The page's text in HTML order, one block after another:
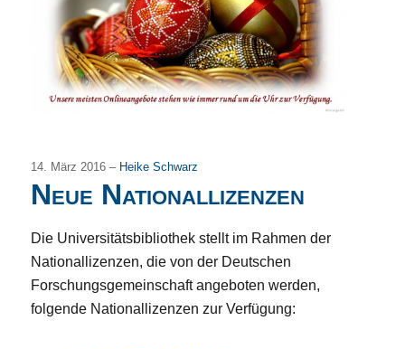
14. März 2016 – Heike Schwarz
Neue Nationallizenzen
Die Universitätsbibliothek stellt im Rahmen der
Nationallizenzen, die von der Deutschen
Forschungsgemeinschaft angeboten werden,
folgende Nationallizenzen zur Verfügung: